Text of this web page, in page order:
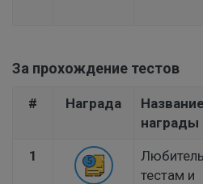
За прохождение тестов
# Награда
Название
награды
1
тестам и